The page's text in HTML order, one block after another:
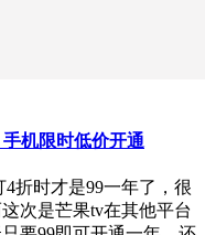
机限时低价开通
折时才是99一年了，很
次是芒果tv在其他平台